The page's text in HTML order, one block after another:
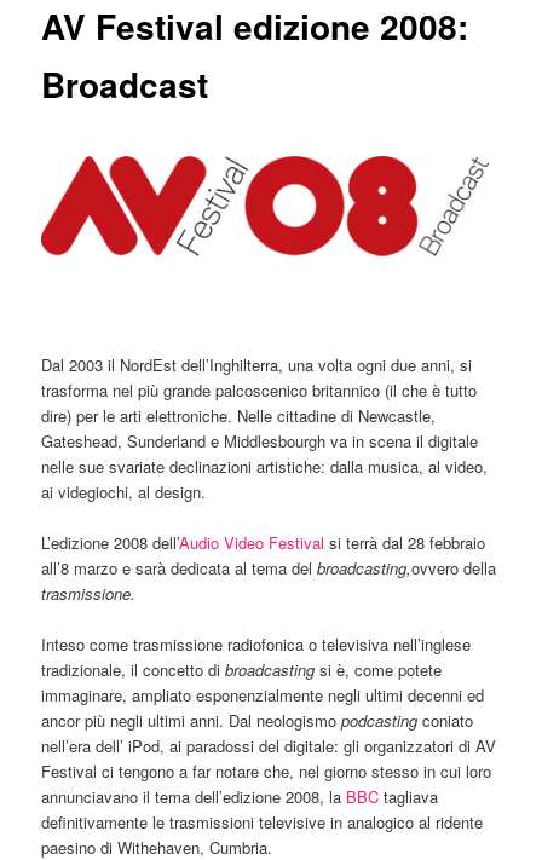
AV Festival edizione 2008:
Broadcast
Dal 2003 il NordEst dell’Inghilterra, una volta ogni due anni, si
trasforma nel più grande palcoscenico britannico (il che è tutto
dire) per le arti elettroniche. Nelle cittadine di Newcastle,
Gateshead, Sunderland e Middlesbourgh va in scena il digitale
nelle sue svariate declinazioni artistiche: dalla musica, al video,
ai videgiochi, al design.
L’edizione 2008 dell’Audio Video Festival si terrà dal 28 febbraio
all’8 marzo e sarà dedicata al tema del broadcasting,ovvero della
trasmissione.
Inteso come trasmissione radiofonica o televisiva nell’inglese
tradizionale, il concetto dibroadcasting si è, come potete
immaginare, ampliato esponenzialmente negli ultimi decenni ed
ancor più negli ultimi anni. Dal neologismopodcastingconiato
nell’era dell’ iPod, ai paradossi del digitale: gli organizzatori di AV
Festival ci tengono a far notare che, nel giorno stesso in cui loro
annunciavano il tema dell’edizione 2008, la BBC tagliava
definitivamente le trasmissioni televisive in analogico al ridente
paesino di Withehaven, Cumbria.